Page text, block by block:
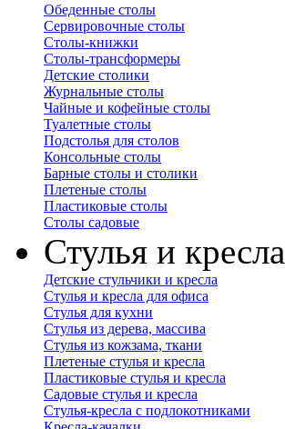
Обеденные столы
Сервировочные столы
Столы-книжки
Столы-трансформеры
Детские столики
Журнальные столы
Чайные и кофейные столы
Туалетные столы
Подстолья для столов
Консольные столы
Барные столы и столики
Плетеные столы
Пластиковые столы
Столы садовые
Стулья и кресла
Детские стульчики и кресла
Стулья и кресла для офиса
Стулья для кухни
Стулья из дерева, массива
Стулья из кожзама, ткани
Плетеные стулья и кресла
Пластиковые стулья и кресла
Садовые стулья и кресла
Стулья-кресла с подлокотниками